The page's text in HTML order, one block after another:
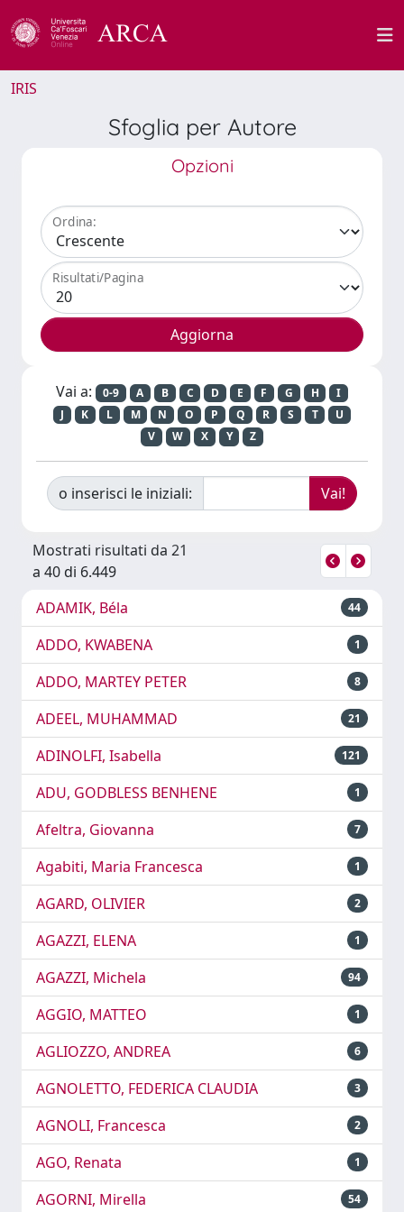
IRIS
Sfoglia per Autore
Opzioni
Ordina:
Risultati/Pagina
Vai a: 0-9 A B C D E F G H
I
J
K L M N O P Q R S T
U
V
W X Y Z
o inserisci le iniziali:
Mostrati risultati da 21
a 40 di 6.449
ADAMIK, Béla
44
ADDO, KWABENA 1
ADDO, MARTEY PETER 8
ADEEL, MUHAMMAD 21
ADINOLFI, Isabella 121
ADU, GODBLESS BENHENE 1
Afeltra, Giovanna 7
Agabiti, Maria Francesca 1
AGARD, OLIVIER 2
AGAZZI, ELENA 1
AGAZZI, Michela 94
AGGIO, MATTEO 1
AGLIOZZO, ANDREA 6
AGNOLETTO, FEDERICA CLAUDIA 3
AGNOLI, Francesca 2
AGO, Renata 1
AGORNI, Mirella 54